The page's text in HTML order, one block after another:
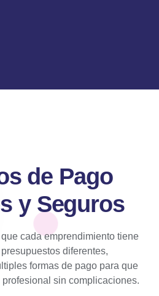
de Pago
y Seguros
cada emprendimiento tiene
diferentes,
formas de pago para que
sin complicaciones.